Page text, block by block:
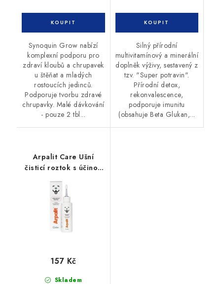
Synoquin Grow nabízí
komplexní podporu pro
zdraví kloubů a chrupavek
u štěňat a mladých
rostoucích jedinců.
Podporuje tvorbu zdravé
chrupavky. Malé dávkování
- pouze 2 tbl...
Silný přírodní
multivitamínový a minerální
doplněk výživy, sestavený z
tzv. "Super potravin".
Přírodní detox,
rekonvalescence,
podporuje imunitu
(obsahuje Beta Glukan,...
Arpalit Care Ušní
čisticí roztok s účinou
látkou 100 ml
Skladem
157 Kč